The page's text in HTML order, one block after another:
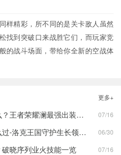
样精彩，所不同的是关卡敌人虽然
找到突破口来战胜它们，而玩家竞
的战斗场面，带给你全新的空战体
更多+
王者荣耀澜最强出装是什么？王者荣耀澜最强出装分享 07/16
洛克王国守护生长领域怎么过-洛克王国守护生长领域通关攻略 06/30
晓序列业火技能一览 07/16